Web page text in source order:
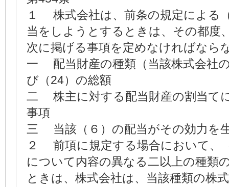
１ 株式会社は、前条の規定による
当をしようとするときは、その都度
次に掲げる事項を定めなければなら
一 配当財産の種類（当該株式会社
び（24）の総額
二 株主に対する配当財産の割当て
事項
三 当該（６）の配当がその効力を
２ 前項に規定する場合において、
について内容の異なる二以上の種類
ときは、株式会社は、当該種類の株